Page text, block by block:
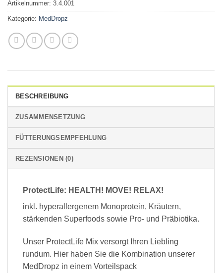
Artikelnummer: 3.4.001
Kategorie: MedDropz
BESCHREIBUNG
ZUSAMMENSETZUNG
FÜTTERUNGSEMPFEHLUNG
REZENSIONEN (0)
ProtectLife: HEALTH! MOVE! RELAX!
inkl. hyperallergenem Monoprotein, Kräutern,
stärkenden Superfoods sowie Pro- und Präbiotika.
Unser ProtectLife Mix versorgt Ihren Liebling
rundum. Hier haben Sie die Kombination unserer
MedDropz in einem Vorteilspack